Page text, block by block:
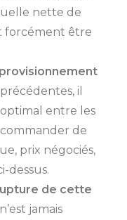
nette de
forcément être
il
entre les
de
prix négociés,
dessus.
de cette
jamais